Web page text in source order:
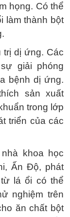
họng. Có thể
làm thành bột
dị ứng. Các
giải phóng
bệnh dị ứng.
sản xuất
trong lớp
triển của các
khoa học
Ấn Độ, phát
lá ổi có thể
nghiệm trên
ăn chất bột